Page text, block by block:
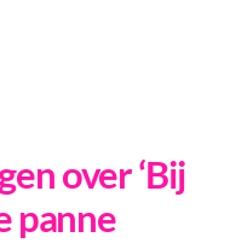
over ‘Bij
panne